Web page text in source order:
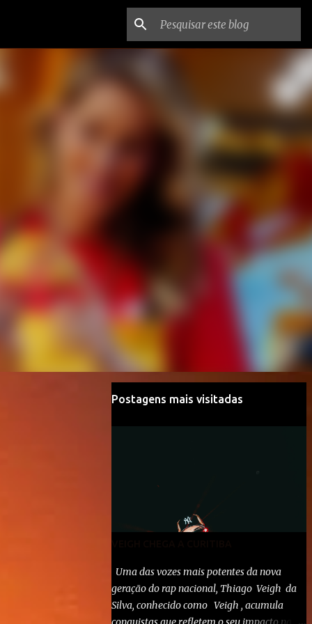
Postagens mais visitadas
Uma das vozes mais potentes da nova
geração do rap nacional, Thiago Veigh da
Silva, conhecido como Veigh , acumula